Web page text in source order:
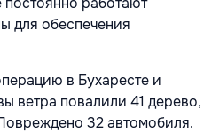
для обеспечения
в Бухаресте и
ветра повалили 41 дерево,
32 автомобиля.